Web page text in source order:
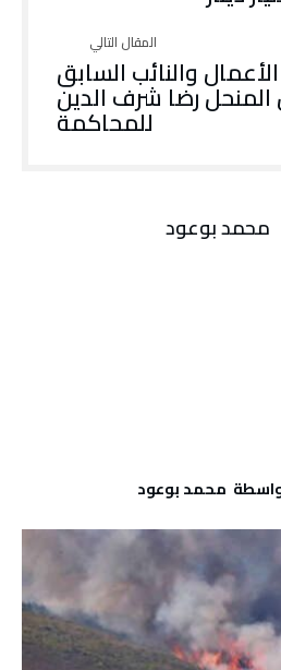
والنائب السابق
المنحل رضا شرف الدين
للمحاكمة
محمد بوعود
محمد بوعود